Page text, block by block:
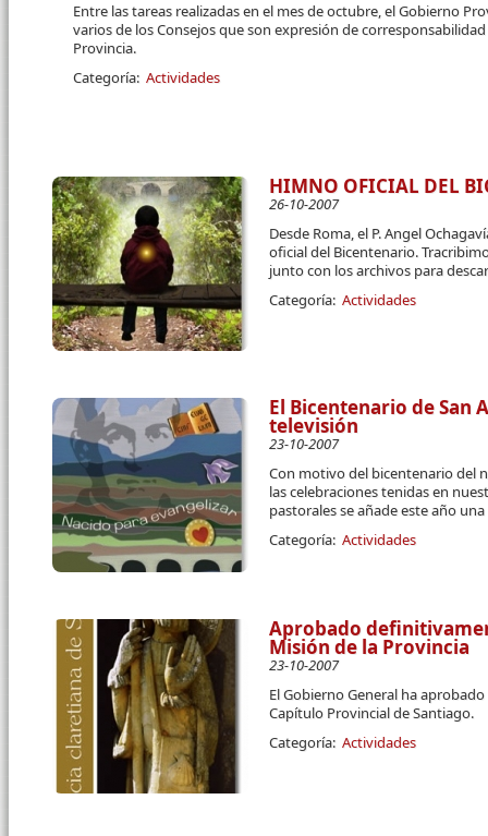
Entre las tareas realizadas en el mes de octubre, el Gobierno
varios de los Consejos que son expresión de
Provincia.
Categoría: Actividades
HIMNO OFICIAL DEL
26-10-2007
Desde Roma, el P. Angel
oficial del Bicentenario.
junto con los archivos para
Categoría: Actividades
El Bicentenario de San
televisión
23-10-2007
Con motivo del bicentenario del
las celebraciones tenidas en
pastorales se añade este año
Categoría: Actividades
Aprobado
Misión de la Provincia
23-10-2007
El Gobierno General ha
Capítulo Provincial de Santiago.
Categoría: Actividades